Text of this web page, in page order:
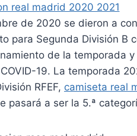
de 2020 se dieron a
para Segunda División B
de la temporada
19. La temporada
RFEF, camiseta real
pasará a ser la 5.ª